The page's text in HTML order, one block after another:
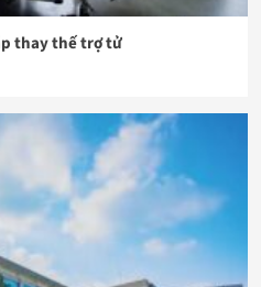
thay thế trợ tử